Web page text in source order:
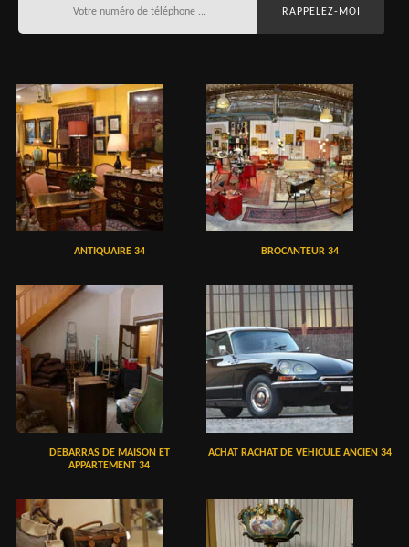
ANTIQUAIRE 34 BROCANTEUR 34
DEBARRAS DE MAISON ET
APPARTEMENT 34
ACHAT RACHAT DE VEHICULE ANCIEN 34